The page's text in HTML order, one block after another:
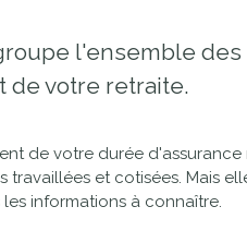
tourisme
Piscines
Sélection
SITCOM
l'ensemble
de votre retraite.
de votre durée d'assurance
et cotisées. Mais
informations à connaître.